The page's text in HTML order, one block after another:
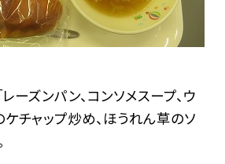
ーズンパン、コンソメスープ、ウ
チャップ炒め、ほうれん草のソ